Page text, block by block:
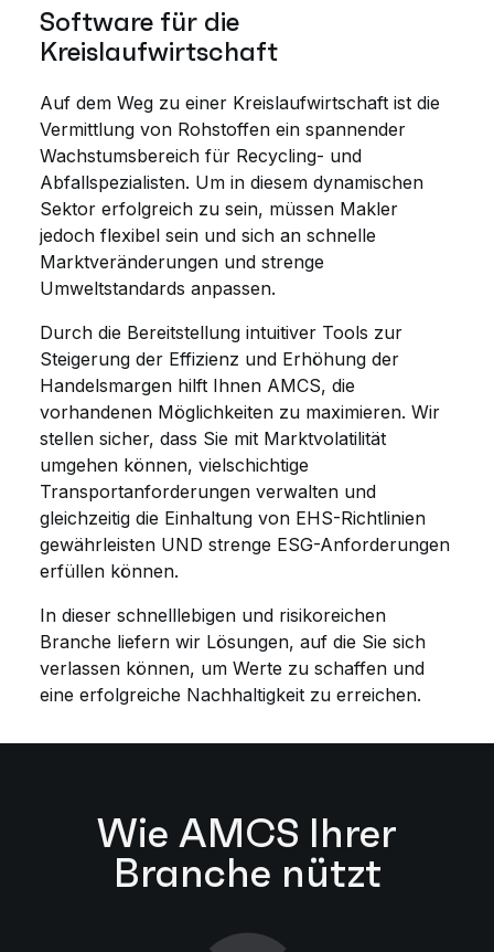
Software für die
Kreislaufwirtschaft
Auf dem Weg zu einer Kreislaufwirtschaft ist die
Vermittlung von Rohstoffen ein spannender
Wachstumsbereich für Recycling- und
Abfallspezialisten. Um in diesem dynamischen
Sektor erfolgreich zu sein, müssen Makler
jedoch flexibel sein und sich an schnelle
Marktveränderungen und strenge
Umweltstandards anpassen.
Durch die Bereitstellung intuitiver Tools zur
Steigerung der Effizienz und Erhöhung der
Handelsmargen hilft Ihnen AMCS, die
vorhandenen Möglichkeiten zu maximieren. Wir
stellen sicher, dass Sie mit Marktvolatilität
umgehen können, vielschichtige
Transportanforderungen verwalten und
gleichzeitig die Einhaltung von EHS-Richtlinien
gewährleisten UND strenge ESG-Anforderungen
erfüllen können.
In dieser schnelllebigen und risikoreichen
Branche liefern wir Lösungen, auf die Sie sich
verlassen können, um Werte zu schaffen und
eine erfolgreiche Nachhaltigkeit zu erreichen.
Wie AMCS Ihrer
Branche nützt